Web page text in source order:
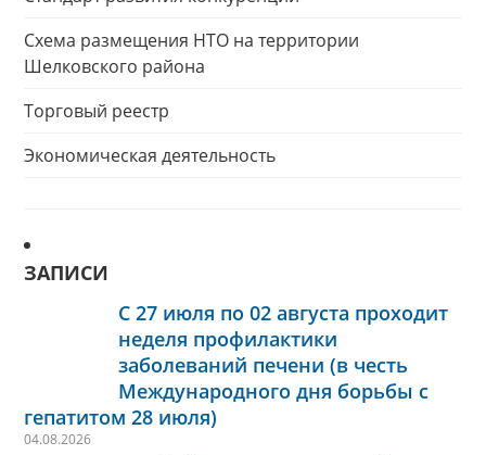
Схема размещения НТО на территории
Шелковского района
Торговый реестр
Экономическая деятельность
ЗАПИСИ
С 27 июля по 02 августа проходит
неделя профилактики
заболеваний печени (в честь
Международного дня борьбы с
гепатитом 28 июля)
04.08.2026